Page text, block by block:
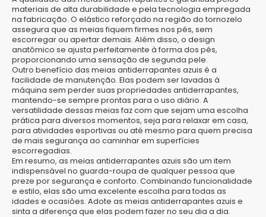
materiais de alta durabilidade e pela tecnologia empregada
na fabricação. O elástico reforçado na região do tornozelo
assegura que as meias fiquem firmes nos pés, sem
escorregar ou apertar demais. Além disso, o design
anatômico se ajusta perfeitamente à forma dos pés,
proporcionando uma sensação de segunda pele.
Outro benefício das meias antiderrapantes azuis é a
facilidade de manutenção. Elas podem ser lavadas à
máquina sem perder suas propriedades antiderrapantes,
mantendo-se sempre prontas para o uso diário. A
versatilidade dessas meias faz com que sejam uma escolha
prática para diversos momentos, seja para relaxar em casa,
para atividades esportivas ou até mesmo para quem precisa
de mais segurança ao caminhar em superfícies
escorregadias.
Em resumo, as meias antiderrapantes azuis são um item
indispensável no guarda-roupa de qualquer pessoa que
preze por segurança e conforto. Combinando funcionalidade
e estilo, elas são uma excelente escolha para todas as
idades e ocasiões. Adote as meias antiderrapantes azuis e
sinta a diferença que elas podem fazer no seu dia a dia.